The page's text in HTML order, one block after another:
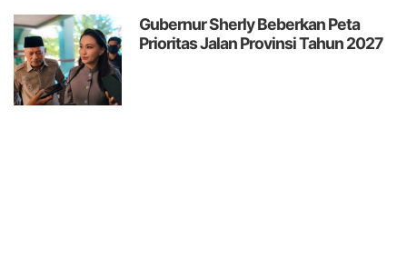
Gubernur Sherly Beberkan Peta
Prioritas Jalan Provinsi Tahun 2027